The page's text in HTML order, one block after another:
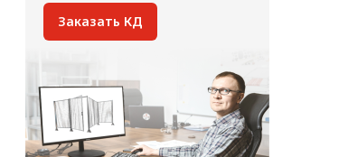
Заказать КД